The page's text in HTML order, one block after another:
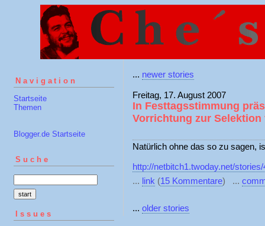
Navigation
Startseite
Themen
Blogger.de Startseite
Suche
Issues
... newer stories
Freitag, 17. August 2007
In Festtagsstimmung
Vorrichtung zur Selektion
Natürlich ohne das so zu sagen,
http://netbitch1.twoday.net/
... link (15 Kommentare) ...
... older stories